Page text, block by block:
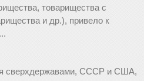
товарищества с
и др.), привело к
сверхдержавами, СССР и США,